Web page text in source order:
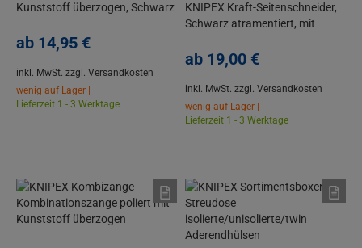
Kunststoff überzogen, Schwarz
ab 14,95 €
inkl. MwSt. zzgl. Versandkosten
wenig auf Lager |
Lieferzeit 1 - 3 Werktage
KNIPEX Kraft-Seitenschneider,
Schwarz atramentiert, mit
ab 19,00 €
inkl. MwSt. zzgl. Versandkosten
wenig auf Lager |
Lieferzeit 1 - 3 Werktage